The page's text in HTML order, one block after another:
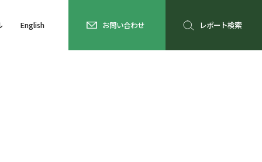
English お問い合わせ レポート検索